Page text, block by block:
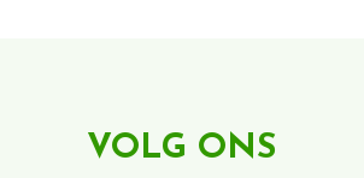
VOLG ONS